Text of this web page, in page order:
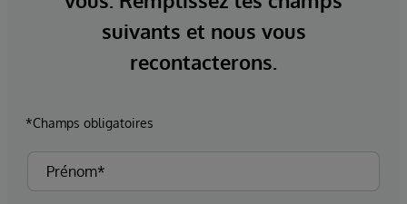
suivants et nous vous
recontacterons.
*Champs obligatoires